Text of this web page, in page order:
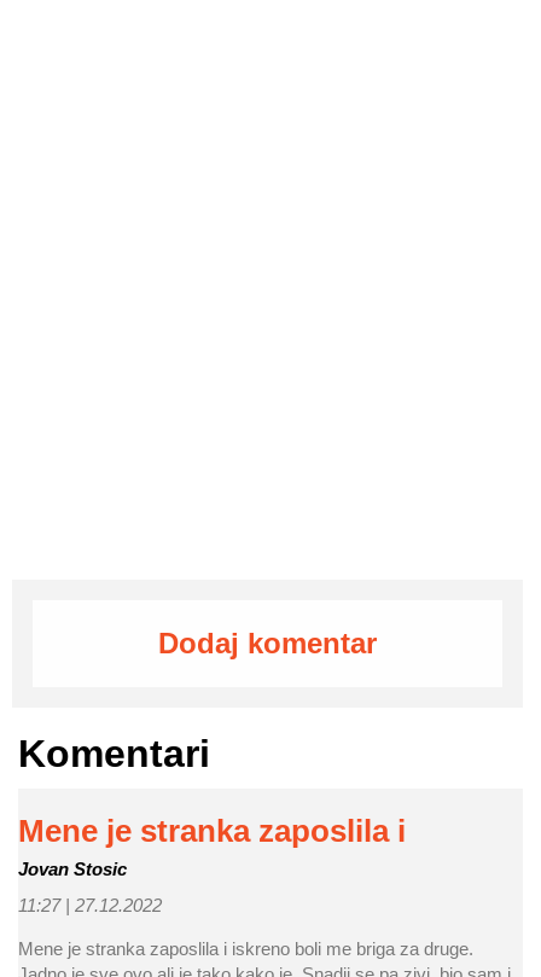
Dodaj komentar
Komentari
Mene je stranka zaposlila i
Jovan Stosic
11:27 | 27.12.2022
Mene je stranka zaposlila i iskreno boli me briga za druge.